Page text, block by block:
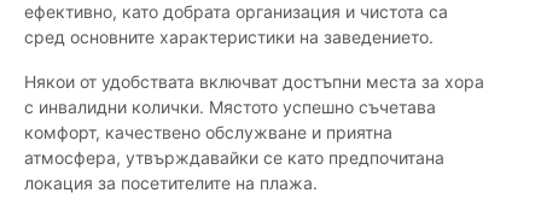
ефективно, като добрата организация и чистота са
сред основните характеристики на заведението.
Някои от удобствата включват достъпни места за хора
с инвалидни колички. Мястото успешно съчетава
комфорт, качествено обслужване и приятна
атмосфера, утвърждавайки се като предпочитана
локация за посетителите на плажа.